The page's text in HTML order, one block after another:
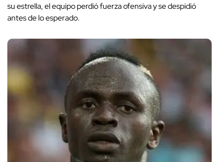
su estrella, el equipo perdió fuerza ofensiva y se despidió
antes de lo esperado.